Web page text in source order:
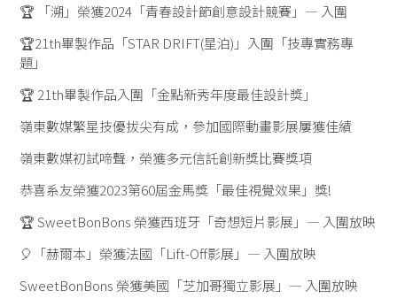
🏆 「溯」榮獲2024「青春設計節創意設計競賽」— 入圍
🏆21th畢製作品「STAR DRIFT(星泊)」入圍「技專實務專
題」
🏆 21th畢製作品入圍「金點新秀年度最佳設計獎」
嶺東數媒繁星技優拔尖有成，參加國際動畫影展屢獲佳績
嶺東數媒初試啼聲，榮獲多元信託創新獎比賽獎項
恭喜系友榮獲2023第60屆金馬獎「最佳視覺效果」獎!
🏆 SweetBonBons 榮獲西班牙「奇想短片影展」— 入圍放映
🎈「赫爾本」榮獲法國「Lift-Off影展」— 入圍放映
SweetBonBons 榮獲美國「芝加哥獨立影展」— 入圍放映